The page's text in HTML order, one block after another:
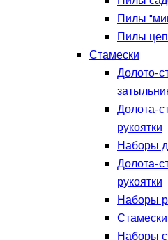
Пилы
Пилы
Стамески
Долото-
Долота-
рукоятки
Наборы
Долота-
рукоятки
Наборы